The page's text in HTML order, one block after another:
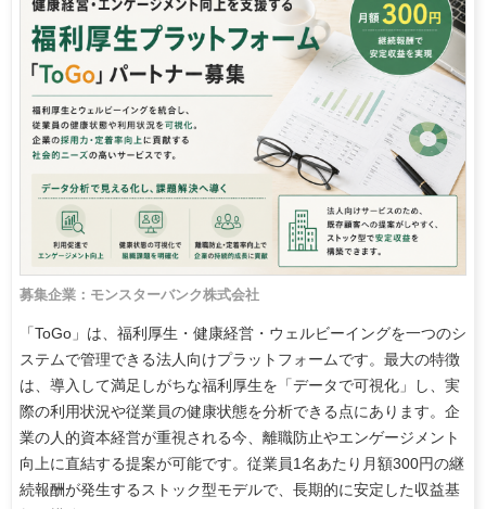
募集企業：モンスターバンク株式会社
「ToGo」は、福利厚生・健康経営・ウェルビーイングを一つのシ
ステムで管理できる法人向けプラットフォームです。最大の特徴
は、導入して満足しがちな福利厚生を「データで可視化」し、実
際の利用状況や従業員の健康状態を分析できる点にあります。企
業の人的資本経営が重視される今、離職防止やエンゲージメント
向上に直結する提案が可能です。従業員1名あたり月額300円の継
続報酬が発生するストック型モデルで、長期的に安定した収益基